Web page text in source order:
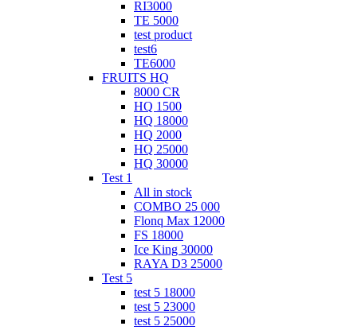
RI3000
TE 5000
test product
test6
ТЕ6000
FRUITS HQ
8000 CR
HQ 1500
HQ 18000
HQ 2000
HQ 25000
HQ 30000
Test 1
All in stock
COMBO 25 000
Flonq Max 12000
FS 18000
Ice King 30000
RAYA D3 25000
Test 5
test 5 18000
test 5 23000
test 5 25000